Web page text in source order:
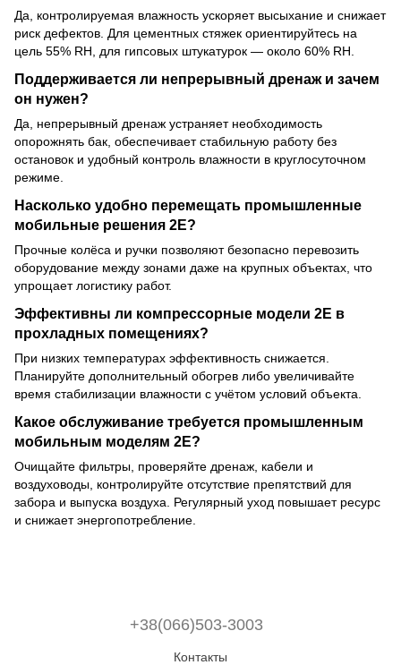
Да, контролируемая влажность ускоряет высыхание и снижает
риск дефектов. Для цементных стяжек ориентируйтесь на
цель 55% RH, для гипсовых штукатурок — около 60% RH.
Поддерживается ли непрерывный дренаж и зачем
он нужен?
Да, непрерывный дренаж устраняет необходимость
опорожнять бак, обеспечивает стабильную работу без
остановок и удобный контроль влажности в круглосуточном
режиме.
Насколько удобно перемещать промышленные
мобильные решения 2E?
Прочные колёса и ручки позволяют безопасно перевозить
оборудование между зонами даже на крупных объектах, что
упрощает логистику работ.
Эффективны ли компрессорные модели 2E в
прохладных помещениях?
При низких температурах эффективность снижается.
Планируйте дополнительный обогрев либо увеличивайте
время стабилизации влажности с учётом условий объекта.
Какое обслуживание требуется промышленным
мобильным моделям 2E?
Очищайте фильтры, проверяйте дренаж, кабели и
воздуховоды, контролируйте отсутствие препятствий для
забора и выпуска воздуха. Регулярный уход повышает ресурс
и снижает энергопотребление.
+38(066)503-3003
Контакты